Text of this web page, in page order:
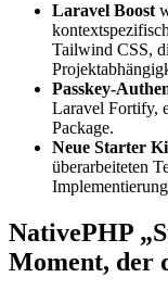
Laravel Boost
Tailwind CSS,
Passkey-
Laravel Fortify,
Package.
Neue Starter
überarbeiteten
NativePHP
Moment, der